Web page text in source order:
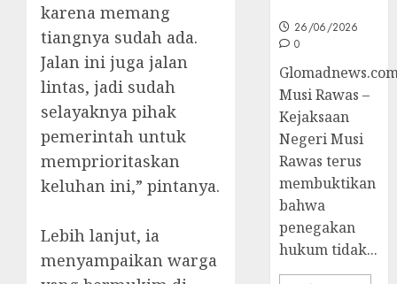
karena memang
tiangnya sudah ada.
Jalan ini juga jalan
lintas, jadi sudah
selayaknya pihak
pemerintah untuk
memprioritaskan
keluhan ini,” pintanya.
Lebih lanjut, ia
menyampaikan warga
26/06/2026
0
Musi Rawas –
Kejaksaan
Negeri Musi
Rawas terus
membuktikan
bahwa
penegakan
hukum tidak...